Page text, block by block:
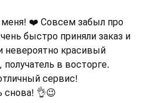
меня! ❤️ Совсем забыл про
быстро приняли заказ и
невероятно красивый
в восторге.
сервис!
снова! 👌😉